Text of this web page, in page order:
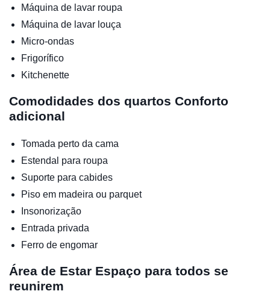
Máquina de lavar roupa
Máquina de lavar louça
Micro-ondas
Frigorífico
Kitchenette
Comodidades dos quartos Conforto
adicional
Tomada perto da cama
Estendal para roupa
Suporte para cabides
Piso em madeira ou parquet
Insonorização
Entrada privada
Ferro de engomar
Área de Estar Espaço para todos se
reunirem